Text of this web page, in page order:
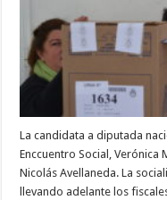
La candidata a diputada
Enccuentro Social, Verónica
Nicolás Avellaneda. La
llevando adelante los